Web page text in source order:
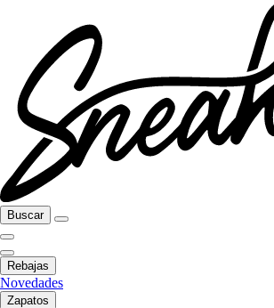
Buscar
Rebajas
Novedades
Zapatos